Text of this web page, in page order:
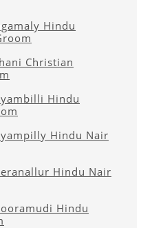
Hindu
Christian
Hindu
Hindu Nair
Hindu Nair
Hindu